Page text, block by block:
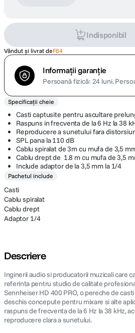
Indisponibil
Vândut și livrat deF64
Informații garanție
Persoană fizică: 24 luni.
Specificații cheie
Casti captusite pentru ascultare
Raspuns in frecventa de la 6 Hz la 38
Reproducere a sunetului fara
SPL pana la 110 dB
Cablu spiralat de 3m cu mufa de 3,5
Cablu drept de 1.8 m cu mufa de 3,5
Include adaptor de la 3,5 mm la 1/4
Pachetul include
Casti
Cablu spiralat
Cablu drept
Adaptor 1/4
Descriere
Inginerii audio si producatorii muzicali care
referinta pentru studio de calitate
Sennheiser HD 400 PRO, o pereche de
deschis concepute pentru mixare si alte
raspuns de frecventa de la 6 Hz la 38 kHz,
reproducere clara a sunetului.